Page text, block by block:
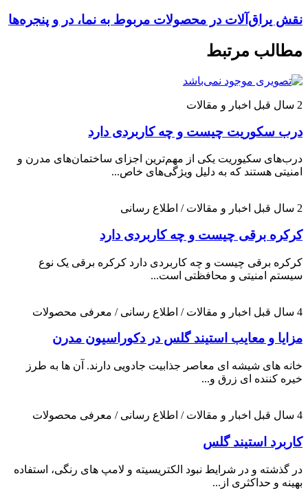
نقش یراق‌آلات در محصولات مربوط به نما، در و پنجره‌ها
مطالب مرتبط
2 سال قبل اخبار و مقالات
درب سکوریت چیست و چه کاربردی دارد
درب‌های سکیوریت یکی از مهم‌ترین اجزای ساختمان‌های مدرن و
امنیتی هستند که به دلیل ویژگی‌های خاص...
2 سال قبل اخبار و مقالات / اطلاع رسانی
کرکره برقی چیست و چه کاربردی دارد
کرکره برقی چیست و چه کاربردی دارد کرکره برقی یک نوع
سیستم امنیتی و محافظتی است...
4 سال قبل اخبار و مقالات / اطلاع رسانی / معرفی محصولات
مزایا و معایب استیند گلس در دکوراسیون مدرن
خانه های شیشه ای معاصر جذابیت جادویی دارند. آن ها به طرز
خیره کننده ای زرق و...
4 سال قبل اخبار و مقالات / اطلاع رسانی / معرفی محصولات
کاربرد استیند گلس
در گذشته و در شرایط نبود الکتریسیته و لامپ های رنگی، استفاده
بهینه و حداکثری از...